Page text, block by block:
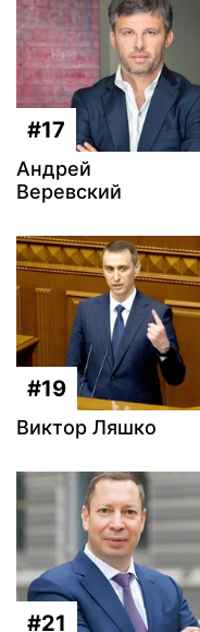
#17
Андрей
Веревский
#19
Виктор Ляшко
#21